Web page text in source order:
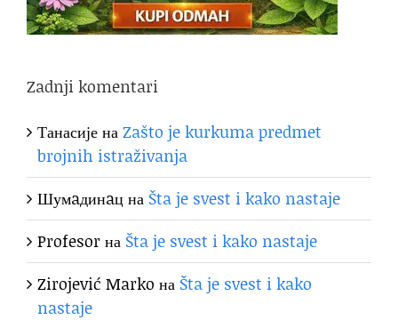
Zadnji komentari
ТанасијенаZašto je kurkuma predmet
brojnih istraživanja
Шумaдинaцна Šta je svest i kako nastaje
Profesorна Šta je svest i kako nastaje
Zirojević Marko на Šta je svest i kako
nastaje